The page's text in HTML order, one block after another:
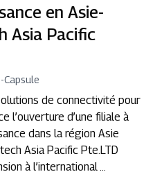
en Asie-
Asia Pacific
-Capsule
de connectivité pour
l’ouverture d’une filiale à
dans la région Asie
Asia Pacific Pte.LTD
à l’international ...